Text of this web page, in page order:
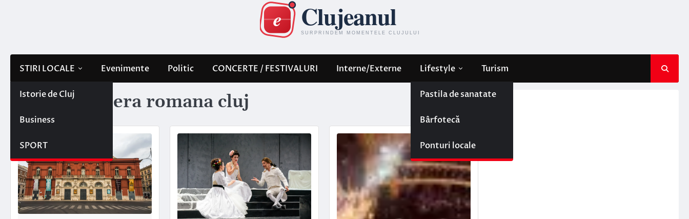
STIRI LOCALE
Istorie de Cluj
Business
SPORT
Evenimente Politic CONCERTE / FESTIVALURI Interne/Externe Lifestyle
Pastila de sanatate
Bârfotecă
Ponturi locale
Turism
Etichetă: opera romana cluj